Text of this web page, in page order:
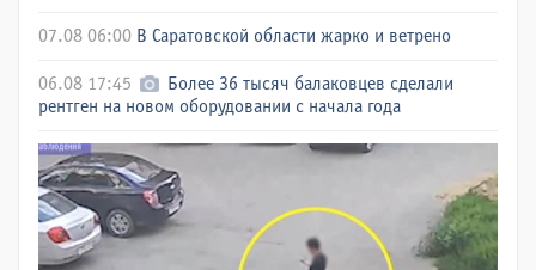
07.08 06:00 В Саратовской области жарко и ветрено
06.08 17:45
Более 36 тысяч балаковцев сделали
рентген на новом оборудовании с начала года